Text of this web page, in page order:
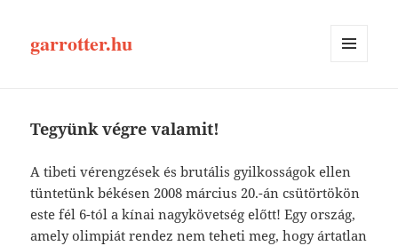
garrotter.hu
Tegyünk végre valamit!
A tibeti vérengzések és brutális gyilkosságok ellen
tüntetünk békésen 2008 március 20.-án csütörtökön
este fél 6-tól a kínai nagykövetség előtt! Egy ország,
amely olimpiát rendez nem teheti meg, hogy ártatlan